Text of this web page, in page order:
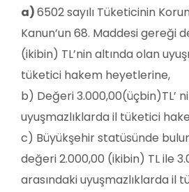
a)6502 sayılı Tüketicinin
Kanun’un 68. Maddesi gereği
(ikibin) TL’nin altında olan
tüketici hakem heyetlerine,
b) Değeri 3.000,00(üçbin)TL’
uyuşmazlıklarda il tüketici
c) Büyükşehir statüsünde
değeri 2.000,00 (ikibin) TL ile
arasındaki uyuşmazlıklarda il